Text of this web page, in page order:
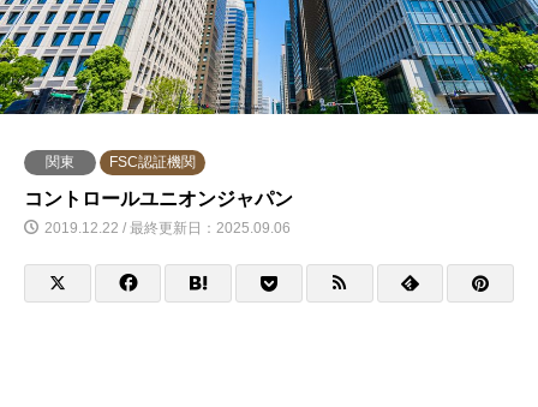
関東 FSC認証機関
コントロールユニオンジャパン
2019.12.22 / 最終更新日：2025.09.06